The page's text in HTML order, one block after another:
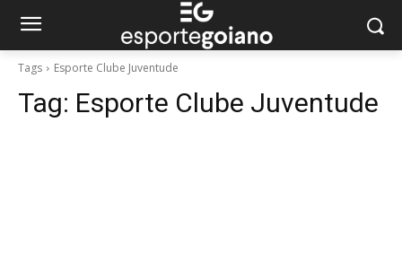
Tags Esporte Clube Juventude
Tag: Esporte Clube Juventude